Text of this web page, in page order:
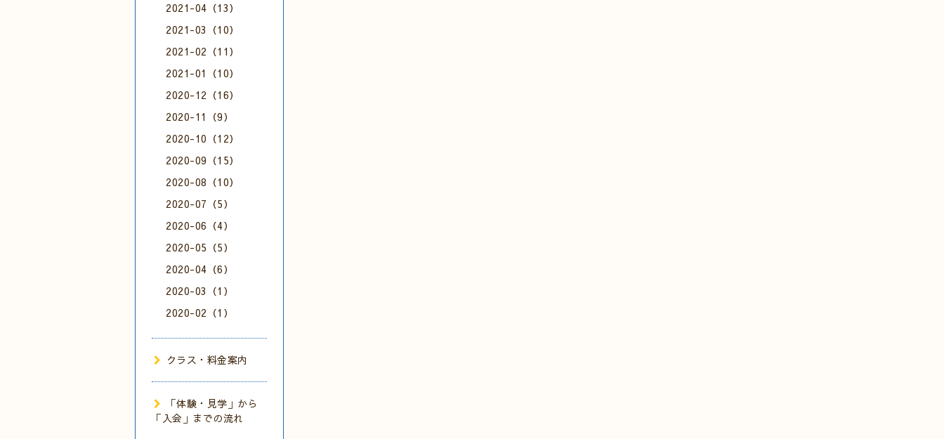
2021-04（13）
2021-03（10）
2021-02（11）
2021-01（10）
2020-12（16）
2020-11（9）
2020-10（12）
2020-09（15）
2020-08（10）
2020-07（5）
2020-06（4）
2020-05（5）
2020-04（6）
2020-03（1）
2020-02（1）
クラス・料金案内
「体験・見学」から
「入会」までの流れ